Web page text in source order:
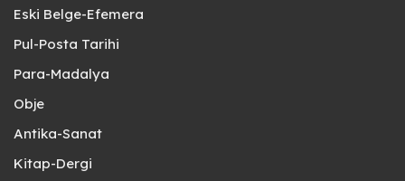
Eski Belge-Efemera
Pul-Posta Tarihi
Para-Madalya
Obje
Antika-Sanat
Kitap-Dergi